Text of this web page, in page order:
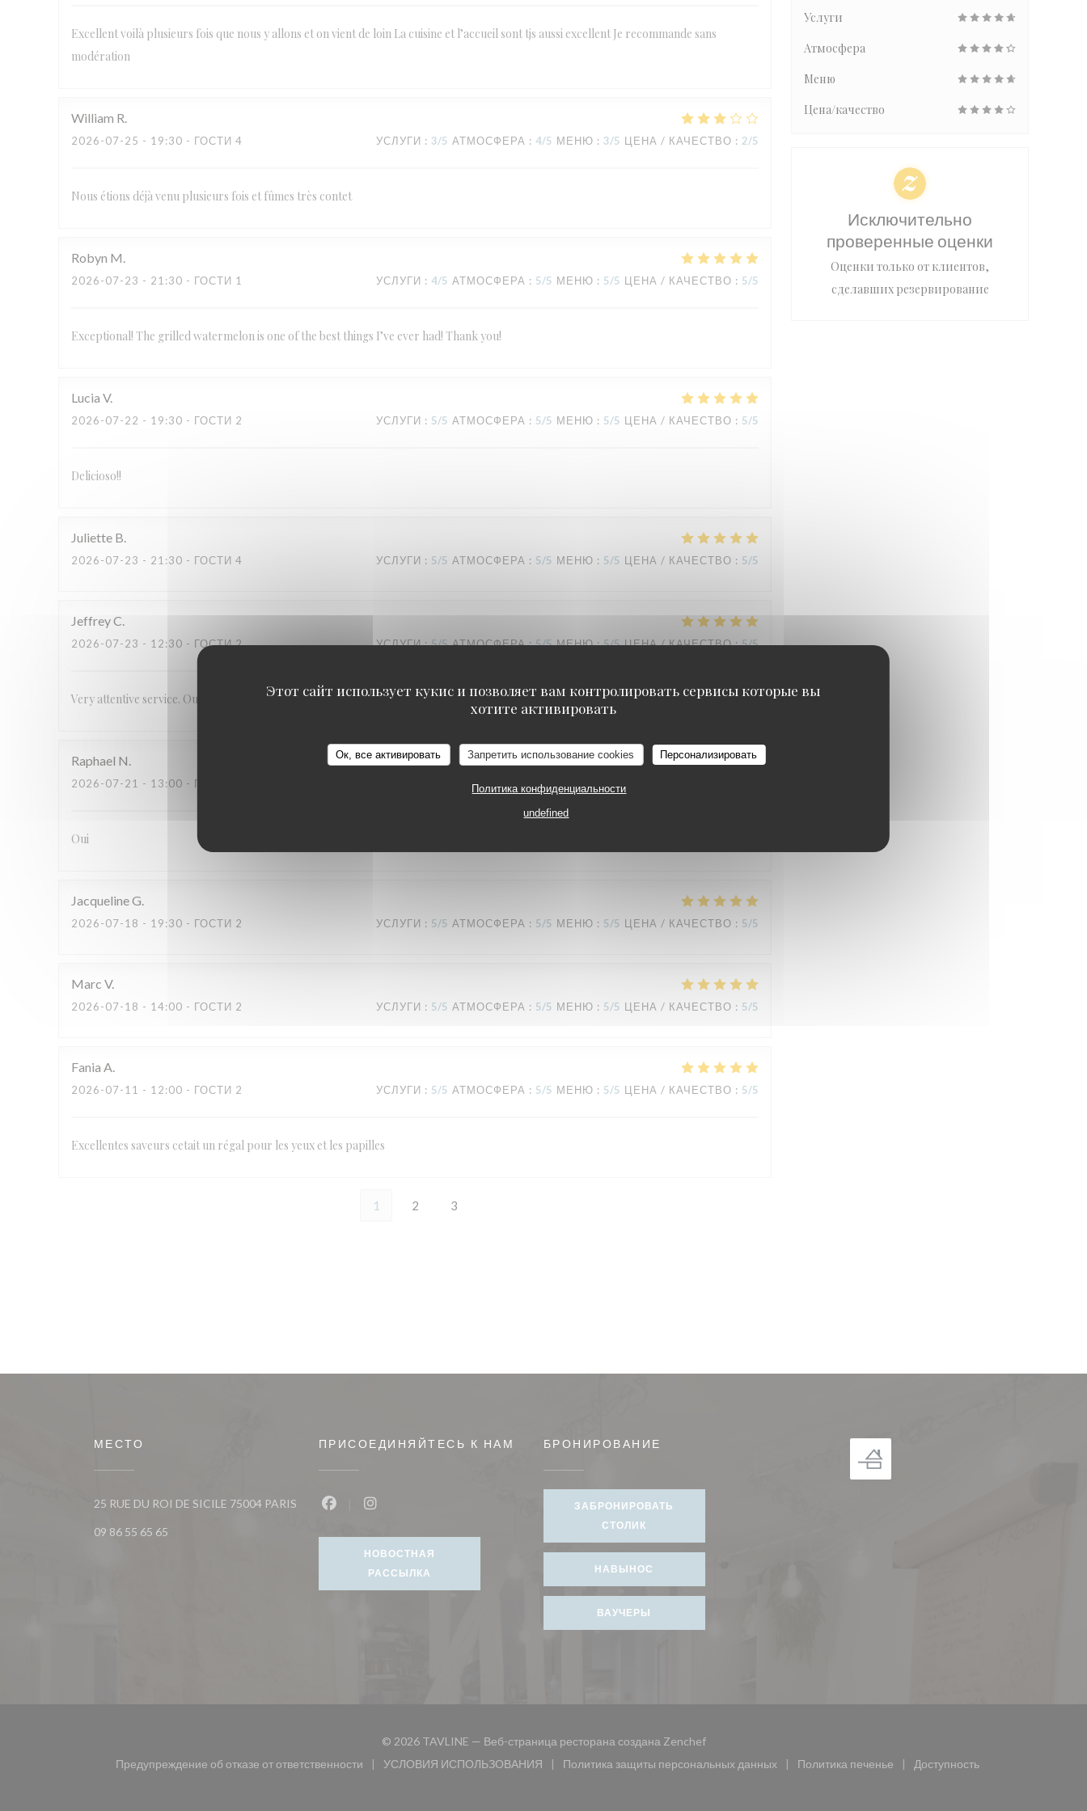
Этот сайт использует кукис и позволяет вам контролировать сервисы которые вы
хотите активировать
Ок, все активировать Запретить использование cookies Персонализировать
Политика конфиденциальности
undefined
Excellent voilà plusieurs fois que nous y allons et on vient de loin La cuisine et l’accueil sont tjs aussi excellent Je recommande sans
modération
William R
2026-07-25 - 19:30 - ГОСТИ 4 УСЛУГИ : 3/5 АТМОСФЕРА : 4/5 МЕНЮ : 3/5 ЦЕНА / КАЧЕСТВО : 2/5
Nous étions déjà venu plusieurs fois et fûmes très contet
Robyn M
2026-07-23 - 21:30 - ГОСТИ 1 УСЛУГИ : 4/5 АТМОСФЕРА : 5/5 МЕНЮ : 5/5 ЦЕНА / КАЧЕСТВО : 5/5
Exceptional! The grilled watermelon is one of the best things I’ve ever had! Thank you!
Lucia V
2026-07-22 - 19:30 - ГОСТИ 2 УСЛУГИ : 5/5 АТМОСФЕРА : 5/5 МЕНЮ : 5/5 ЦЕНА / КАЧЕСТВО : 5/5
Delicioso!!
Juliette B
2026-07-23 - 21:30 - ГОСТИ 4 УСЛУГИ : 5/5 АТМОСФЕРА : 5/5 МЕНЮ : 5/5 ЦЕНА / КАЧЕСТВО : 5/5
JeffreyC
2026-07-23 - 12:30 - ГОСТИ 2 УСЛУГИ: 5/5 АТМОСФЕРА: 5/5 МЕНЮ: 5/5 ЦЕНА / КАЧЕСТВО: 5/5
Very attentive service. Outstanding, unique food.
Raphael N
2026-07-21 - 13:00 - ГОСТИ 2 АТМОСФЕРА 4
Oui
JacquelineG
2026-07-18 - 19:30 - ГОСТИ 2 УСЛУГИ : 5/5 АТМОСФЕРА : 5/5 МЕНЮ : 5/5 ЦЕНА / КАЧЕСТВО : 5/5
Marc V
2026-07-18 - 14:00 - ГОСТИ 2 УСЛУГИ : 5/5 АТМОСФЕРА : 5/5 МЕНЮ : 5/5 ЦЕНА / КАЧЕСТВО : 5/5
Fania A
2026-07-11 - 12:00 - ГОСТИ 2 УСЛУГИ : 5/5 АТМОСФЕРА : 5/5 МЕНЮ : 5/5 ЦЕНА / КАЧЕСТВО : 5/5
Excellentes saveurs cetait un régal pour les yeux et les papilles
1 2 3
Услуги
Атмосфера
Меню
Цена/качество
Исключительно
проверенные оценки
Оценки только от клиентов,
сделавших резервирование
МЕСТО
25 RUE DU ROI DE SICILE 75004 PARIS((открывается в новом окне))
09 86 55 65 65
ПРИСОЕДИНЯЙТЕСЬ К НАМ
Instagram ((открывается в новом окне))
НОВОСТНАЯ
РАССЫЛКА
БРОНИРОВАНИЕ
ЗАБРОНИРОВАТЬ
СТОЛИК
НАВЫНОС
ВАУЧЕРЫ
© 2026 TAVLINE — Веб-страница ресторана создана Zenchef((открывается в новом окне))
Предупреждение об отказе от ответственности
((открывается в новом окне))
УСЛОВИЯ ИСПОЛЬЗОВАНИЯ
((открывается в новом окне))
Политика защиты персональных данных
((открывается в новом окне))
Политика печенье
((открывается в новом окне))
Доступность
TAVLINE